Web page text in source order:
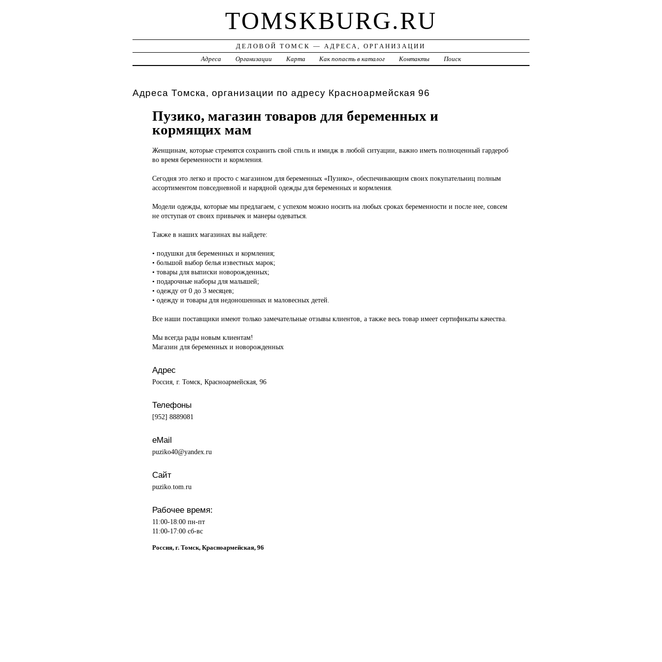
TOMSKBURG.RU
ДЕЛОВОЙ ТОМСК — АДРЕСА, ОРГАНИЗАЦИИ
Адреса
Организации Карта Как попасть в каталог Контакты Поиск
Адреса Томска, организации по адресу Красноармейская 96
Пузико, магазин товаров для беременных и
кормящих мам
Женщинам, которые стремятся сохранить свой стиль и имидж в любой ситуации, важно иметь полноценный гардероб
во время беременности и кормления.
Сегодня это легко и просто с магазином для беременных «Пузико», обеспечивающим своих покупательниц полным
ассортиментом повседневной и нарядной одежды для беременных и кормления.
Модели одежды, которые мы предлагаем, с успехом можно носить на любых сроках беременности и после нее, совсем
не отступая от своих привычек и манеры одеваться.
Также в наших магазинах вы найдете:
• подушки для беременных и кормления;
• большой выбор белья известных марок;
• товары для выписки новорожденных;
• подарочные наборы для малышей;
• одежду от 0 до 3 месяцев;
• одежду и товары для недоношенных и маловесных детей.
Все наши поставщики имеют только замечательные отзывы клиентов, а также весь товар имеет сертификаты качества.
Мы всегда рады новым клиентам!
Магазин для беременных и новорожденных
Адрес
Россия, г. Томск, Красноармейская, 96
Телефоны
[952] 8889081
eMail
puziko40@yandex.ru
Сайт
puziko.tom.ru
Рабочее время:
11:00-18:00 пн-пт
11:00-17:00 сб-вс
Россия, г. Томск, Красноармейская, 96